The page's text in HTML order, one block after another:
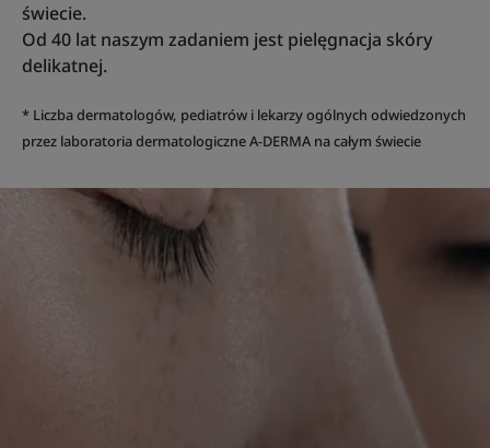
świecie.
Od 40 lat naszym zadaniem jest pielęgnacja skóry
delikatnej.
* Liczba dermatologów, pediatrów i lekarzy ogólnych odwiedzonych
przez laboratoria dermatologiczne A-DERMA na całym świecie